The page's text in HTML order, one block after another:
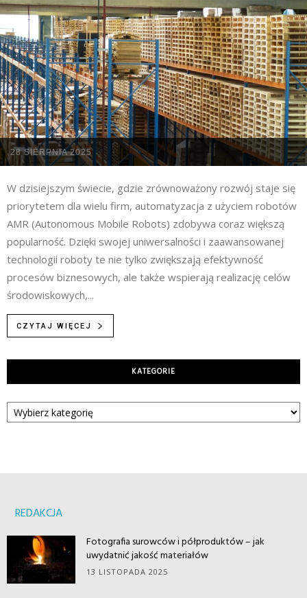
28 SIERPNIA 2025
W dzisiejszym świecie, gdzie zrównoważony rozwój staje się
priorytetem dla wielu firm, automatyzacja z użyciem robotów
AMR (Autonomous Mobile Robots) zdobywa coraz większą
popularność. Dzięki swojej uniwersalności i zaawansowanej
technologii roboty te nie tylko zwiększają efektywność
procesów biznesowych, ale także wspierają realizację celów
środowiskowych,...
CZYTAJ WIĘCEJ
KATEGORIE
Kategorie
REDAKCJA
Fotografia surowców i półproduktów – jak
uwydatnić jakość materiałów
13 LISTOPADA 2025